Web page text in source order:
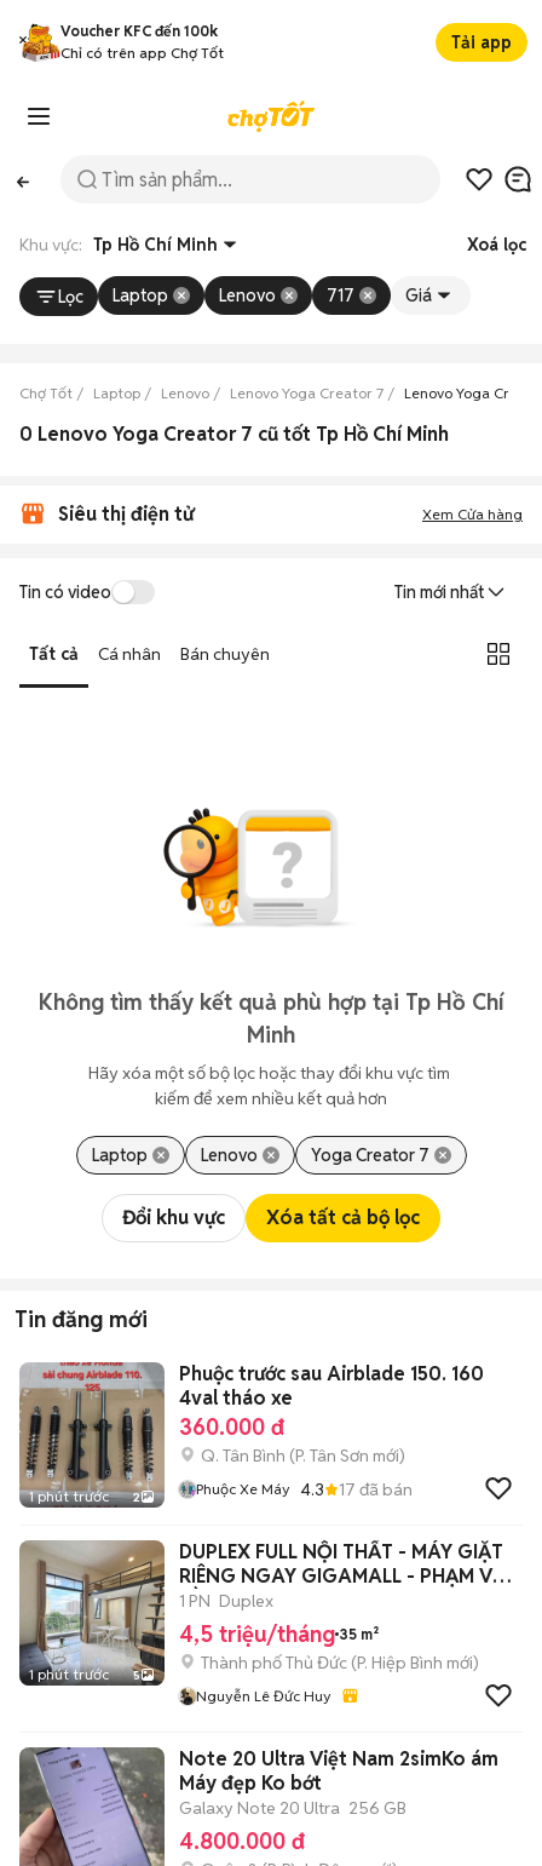
Voucher KFC đến 100k
Chỉ có trên app Chợ Tốt
Tải app
Khu vực: Tp Hồ Chí Minh Xoá lọc
Lọc Laptop Lenovo 717 Giá
Chợ Tốt Laptop Lenovo Lenovo Yoga Creator 7 Lenovo Yoga
0 Lenovo Yoga Creator 7 cũ tốt Tp Hồ Chí Minh
Siêu thị điện tử Xem Cửa hàng
Tin có video Tin mới nhất
Tất cả Cá nhân Bán chuyên
Không tìm thấy kết quả phù hợp tại Tp Hồ Chí
Minh
Hãy xóa một số bộ lọc hoặc thay đổi khu vực tìm
kiếm để xem nhiều kết quả hơn
Laptop Lenovo Yoga Creator 7
Đổi khu vực Xóa tất cả bộ lọc
Tin đăng mới
1 phút trước 2
Phuộc trước sau Airblade 150. 160
4val tháo xe
360.000 đ
Q. Tân Bình (P. Tân Sơn mới)
Phuộc Xe Máy 4.3 17 đã bán
1 phút trước 5
DUPLEX FULL NỘI THẤT - MÁY GIẶT
RIÊNG NGAY GIGAMALL - PHẠM VĂN
ĐỒNG
1 PN Duplex
4,5 triệu/tháng 35 m²
Thành phố Thủ Đức (P. Hiệp Bình mới)
Nguyễn Lê Đức Huy
Note 20 Ultra Việt Nam 2simKo ám
Máy đẹp Ko bớt
Galaxy Note 20 Ultra 256 GB
4.800.000 đ